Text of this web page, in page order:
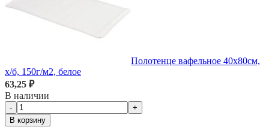
Полотенце вафельное 40х80см,
х/б, 150г/м2, белое
63,25 ₽
В наличии
-
+
В корзину